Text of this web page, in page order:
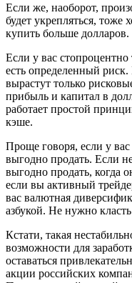
Если же, наоборот,
будет укрепляться,
купить больше долларов.
Если у вас стопроцентно
есть определенный
вырастут только
прибыль и капитал в
работает простой
кэше.
Проще говоря, если у
выгодно продать. Если
выгодно продать, когда
если вы активный
вас валютная
азбукой. Не нужно
Кстати, такая
возможности для
оставаться
акции российских